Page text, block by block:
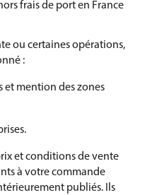
frais de port en France
ou certaines opérations,
:
et mention des zones
et conditions de vente
à votre commande
publiés. Ils